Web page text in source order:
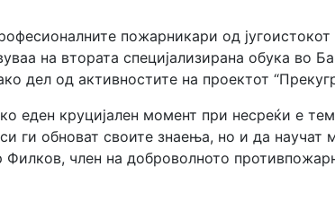
пожарникари од југоистокот
на втората специјализирана обука во
дел од активностите на проектот
еден круцијален момент при несреќи е
ги обноват своите знаења, но и да
член на доброволното